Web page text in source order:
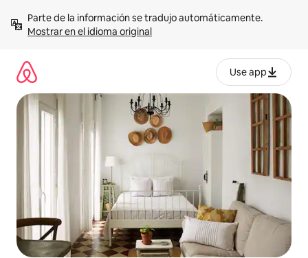
contenidoMostrar en el idioma original
Use app